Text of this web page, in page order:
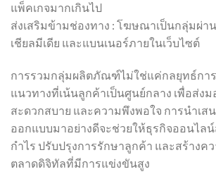
แพ็คเกจมากเกินไป
ส่งเสริมข้ามช่องทาง : โฆษณาเป็นกลุ่มผ่า
เชียลมีเดีย และแบนเนอร์ภายในเว็บไซต์
การรวมกลุ่มผลิตภัณฑ์ไม่ใช่แค่กลยุทธ์กา
แนวทางที่เน้นลูกค้าเป็นศูนย์กลาง เพื่อส่ง
สะดวกสบาย และความพึงพอใจ การนำเ
ออกแบบมาอย่างดีจะช่วยให้ธุรกิจออนไล
กำไร ปรับปรุงการรักษาลูกค้า และสร้างค
ตลาดดิจิทัลที่มีการแข่งขันสูง